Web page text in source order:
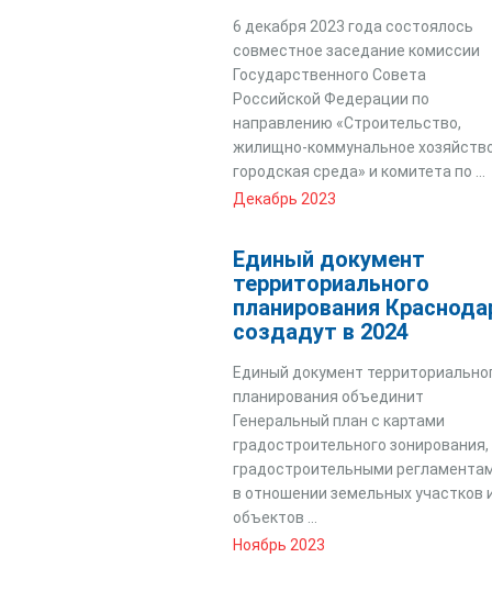
6 декабря 2023 года состоялось
совместное заседание комиссии
Государственного Совета
Российской Федерации по
направлению «Строительство,
жилищно-коммунальное
городская среда» и комитета по ...
Декабрь 2023
Единый документ
территориального
планирования
создадут в 2024
Единый документ
планирования объединит
Генеральный план с картами
градостроительного зонирования,
градостроительными
в отношении земельных участков
объектов ...
Ноябрь 2023